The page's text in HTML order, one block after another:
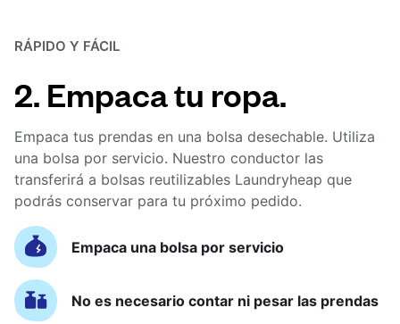
RÁPIDO Y FÁCIL
2. Empaca tu ropa.
Empaca tus prendas en una bolsa desechable. Utiliza
una bolsa por servicio. Nuestro conductor las
transferirá a bolsas reutilizables Laundryheap que
podrás conservar para tu próximo pedido.
Empaca una bolsa por servicio
No es necesario contar ni pesar las prendas